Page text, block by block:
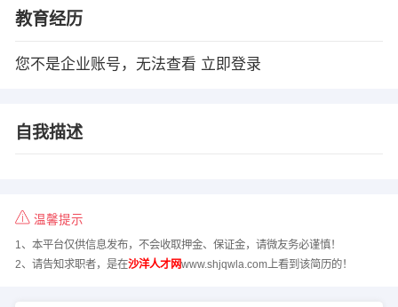
教育经历
您不是企业账号，无法查看 立即登录
自我描述
温馨提示
1、本平台仅供信息发布，不会收取押金、保证金，请微友务必谨慎！
2、请告知求职者，是在沙洋人才网www.shjqwla.com上看到该简历的！